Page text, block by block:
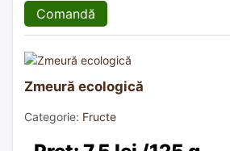
Comandă
Zmeură ecologică
Categorie: Fructe